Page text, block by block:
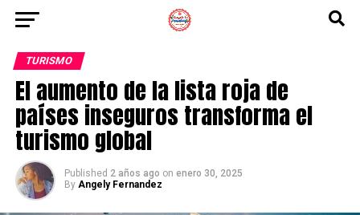
TURISMO
El aumento de la lista roja de
países inseguros transforma el
turismo global
Published 2 años ago on enero 30, 2025
By Angely Fernandez